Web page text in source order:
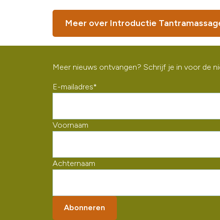
Meer over Introductie
Meer nieuws ontvangen? Schrijf je in voor de
E-mailadres*
Voornaam
Achternaam
Abonneren